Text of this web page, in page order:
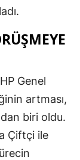
Genel
artması,
biri oldu.
Çiftçi ile